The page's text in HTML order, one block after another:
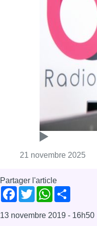
21 novembre 2025
Partager l'article
WhatsApp
Share
13 novembre 2019 - 16h50
Georges-Louis
mouvement
Politique
Rue de la Loi
Offres d’emploi